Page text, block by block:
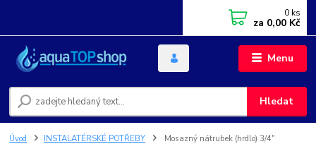
Menu
Hledat
0 ks
za 0,00 Kč
Úvod INSTALATÉRSKÉ POTŘEBY Mosazný nátrubek (hrdlo) 3/4"